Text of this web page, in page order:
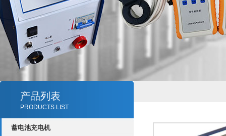
产品列表
PRODUCTS LIST
蓄电池充电机